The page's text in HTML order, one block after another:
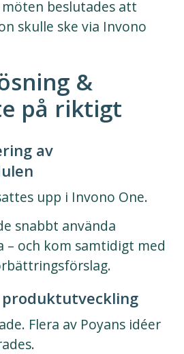
beslutades att
skulle ske via Invono
&
på riktigt
av
upp i Invono One.
snabbt använda
och kom samtidigt med
produktutveckling
Flera av Poyans idéer